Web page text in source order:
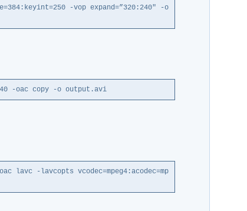
-vop expand=”320:240″ -o
-oac copy -o output.avi
-lavcopts vcodec=mpeg4:acodec=mp